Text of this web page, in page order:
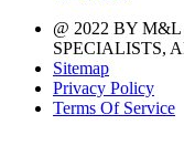
@ 2022 BY
SPECIALISTS,
Sitemap
Privacy Policy
Terms Of Service